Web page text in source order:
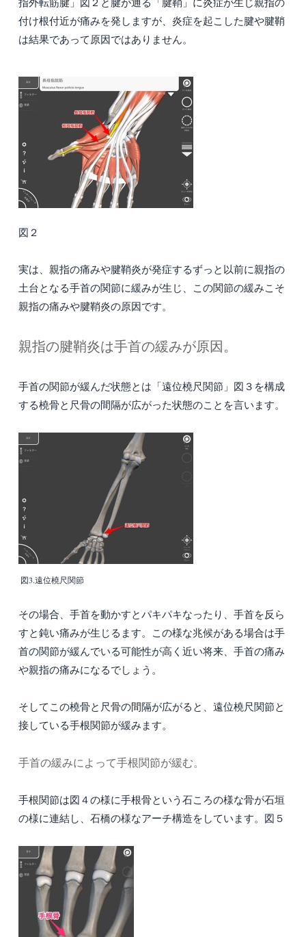
付け根付近が痛みを発しますが、炎症を起こした腱や腱鞘
は結果であって原因ではありません。
図２
実は、親指の痛みや腱鞘炎が発症するずっと以前に親指の
土台となる手首の関節に緩みが生じ、この関節の緩みこそ
親指の痛みや腱鞘炎の原因です。
親指の腱鞘炎は手首の緩みが原因。
手首の関節が緩んだ状態とは「遠位橈尺関節」図３を構成
する橈骨と尺骨の間隔が広がった状態のことを言います。
図3.遠位橈尺関節
その場合、手首を動かすとパキパキなったり、手首を反ら
すと鈍い痛みが生じるます。この様な兆候がある場合は手
首の関節が緩んでいる可能性が高く近い将来、手首の痛み
や親指の痛みになるでしょう。
そしてこの橈骨と尺骨の間隔が広がると、遠位橈尺関節と
接している手根関節が緩みます。
手首の緩みによって手根関節が緩む。
手根関節は図４の様に手根骨という石ころの様な骨が石垣
の様に連結し、石橋の様なアーチ構造をしています。図５